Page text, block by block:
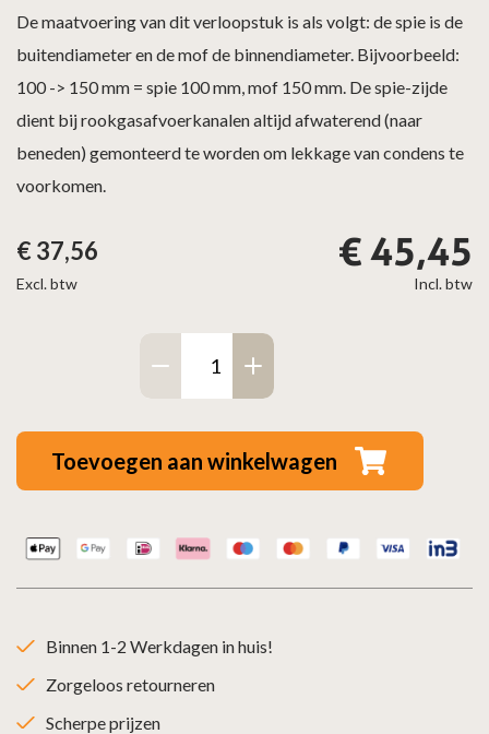
Incl. btw
€45,45
Excl. btw
€37,56
De maatvoering van dit verloopstuk is als volgt: de spie is de
buitendiameter en de mof de binnendiameter. Bijvoorbeeld:
100 -> 150 mm = spie 100 mm, mof 150 mm. De spie-zijde
dient bij rookgasafvoerkanalen altijd afwaterend (naar
beneden) gemonteerd te worden om lekkage van condens te
voorkomen.
110
Toevoegen aan winkelwagen
Binnen 1-2 Werkdagen in huis!
Zorgeloos retourneren
Scherpe prijzen